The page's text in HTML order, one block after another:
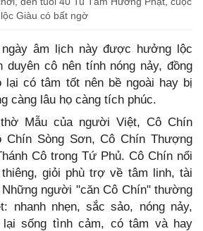
Giàu có bất ngờ
âm lịch này được hưởng lộc
duyên cô nên tính nóng nảy, đồng
lại có tâm tốt nên bề ngoài hay bị
càng lâu họ càng tích phúc.
Mẫu của người Việt, Cô Chín
Chín Sòng Sơn, Cô Chín Thượng
Cô trong Tứ Phủ. Cô Chín nổi
giỏi phù trợ về tâm linh, tài
người "căn Cô Chín" thường
nhanh nhẹn, sắc sảo, nóng nảy,
lại sống tình cảm, có tâm và hay